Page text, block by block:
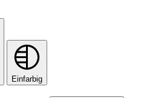
Einfarbig